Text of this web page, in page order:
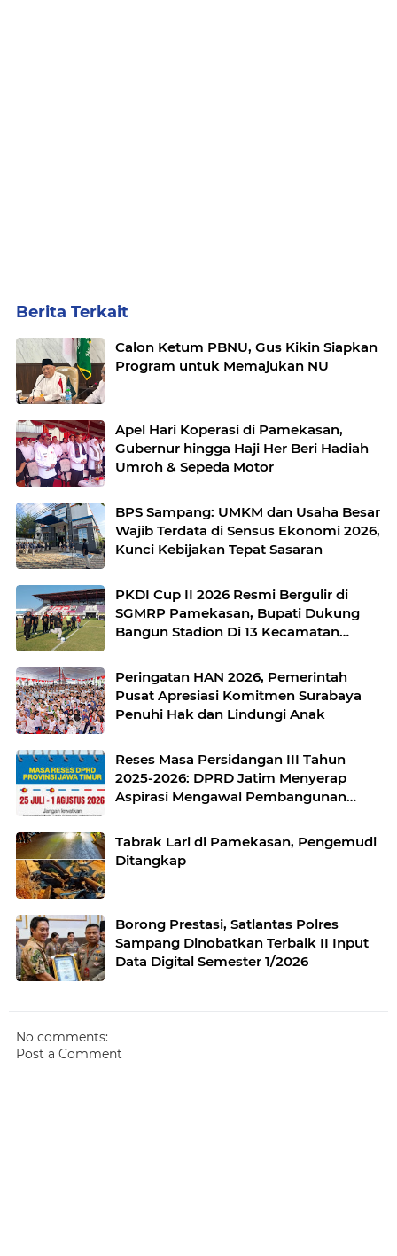
Berita Terkait
Calon Ketum PBNU, Gus Kikin Siapkan
Program untuk Memajukan NU
Apel Hari Koperasi di Pamekasan,
Gubernur hingga Haji Her Beri Hadiah
Umroh & Sepeda Motor
BPS Sampang: UMKM dan Usaha Besar
Wajib Terdata di Sensus Ekonomi 2026,
Kunci Kebijakan Tepat Sasaran
PKDI Cup II 2026 Resmi Bergulir di
SGMRP Pamekasan, Bupati Dukung
Bangun Stadion Di 13 Kecamatan
Peringatan HAN 2026, Pemerintah
Pusat Apresiasi Komitmen Surabaya
Penuhi Hak dan Lindungi Anak
Reses Masa Persidangan III Tahun
2025-2026: DPRD Jatim Menyerap
Aspirasi Mengawal Pembangunan
Tabrak Lari di Pamekasan, Pengemudi
Ditangkap
Borong Prestasi, Satlantas Polres
Sampang Dinobatkan Terbaik II Input
Data Digital Semester 1/2026
No comments:
Post a Comment